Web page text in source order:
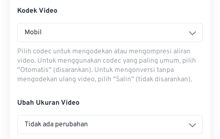
Kodek Video
Mobil
Pilih codec untuk mengodekan atau mengompresi aliran
video. Untuk menggunakan codec yang paling umum, pilih
"Otomatis" (disarankan). Untuk mengonversi tanpa
mengodekan ulang video, pilih "Salin" (tidak disarankan).
Ubah Ukuran Video
Tidak ada perubahan